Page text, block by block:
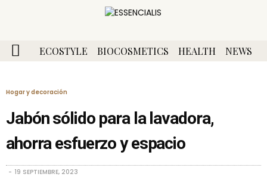
ECOSTYLE BIOCOSMETICS HEALTH NEWS
Hogar y decoración
Jabón sólido para la lavadora,
ahorra esfuerzo y espacio
19 SEPTIEMBRE, 2023